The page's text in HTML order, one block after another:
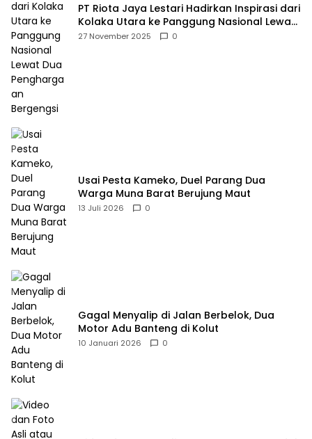
PT Riota Jaya Lestari Hadirkan Inspirasi dari
Kolaka Utara ke Panggung Nasional Lewat
Dua Penghargaan Bergengsi
27 November 2025 0
Usai Pesta Kameko, Duel Parang Dua
Warga Muna Barat Berujung Maut
13 Juli 2026 0
Gagal Menyalip di Jalan Berbelok, Dua
Motor Adu Banteng di Kolut
10 Januari 2026 0